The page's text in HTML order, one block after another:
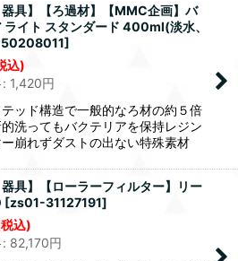
器具】【ろ過材】【MMC企画】バ
ライト スタンダード 400ml(淡水、
]
込)
: 1,420円
ッド構造で一般的なろ材の約５倍
洗ってもバクテリアを保持レジン
崩れずダストの出ない特殊素材
器具】【ローラーフィルター】リー
[zs01-31127191]
込)
: 82,170円